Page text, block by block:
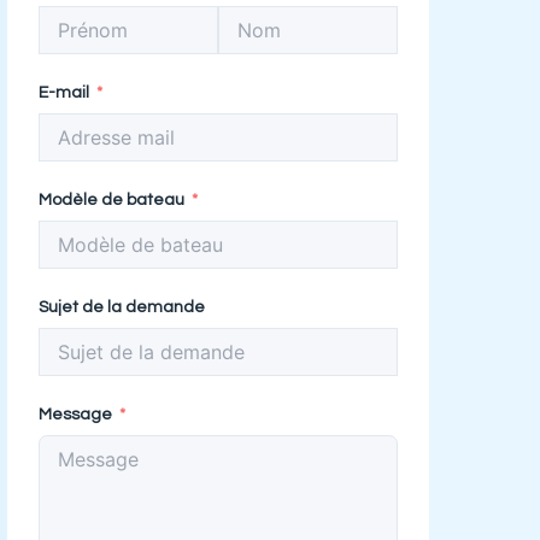
E-mail
Modèle de bateau
Sujet de la demande
Message